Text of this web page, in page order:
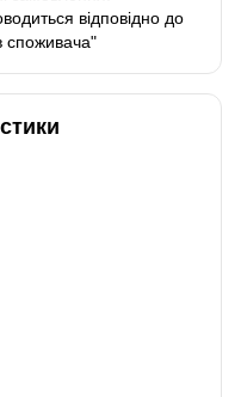
відповідно до
споживача"